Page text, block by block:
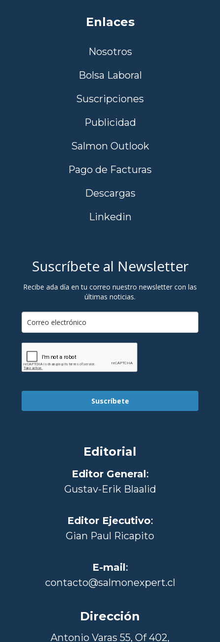
Enlaces
Nosotros
Bolsa Laboral
Suscripciones
Publicidad
Salmon Outlook
Pago de Facturas
Descargas
Linkedin
Suscríbete al Newsletter
Recibe ada día en tu correo nuestro newsletter con las
últimas noticias.
Suscríbete
Editorial
Editor General :
Gustav-Erik Blaalid
Editor Ejecutivo:
Gian Paul Ricapito
E-mail :
contacto@salmonexpert.cl
Dirección
Antonio Varas 55, Of 402,